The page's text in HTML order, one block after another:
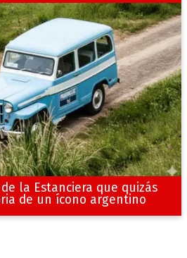
la Estanciera que quizás
de un ícono argentino